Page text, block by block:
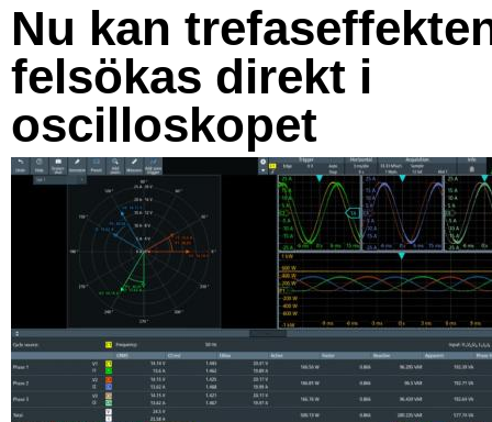
Nu kan
felsökas direkt i
oscilloskopet